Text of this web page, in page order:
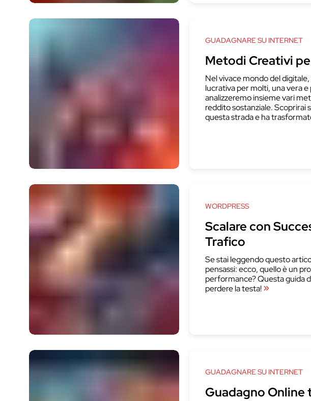
GUADAGNARE SU INTERNET
Metodi Creativi
Nel vivace mondo del
lucrativa per molti, una vera
analizzeremo insieme vari
reddito sostanziale.
questa strada e ha
WORDPRESS
Scalare con
Trafico
Se stai leggendo questo
pensassi: ecco, quello è un
performance? Questa guida
perdere la testa!
GUADAGNARE SU INTERNET
Guadagno